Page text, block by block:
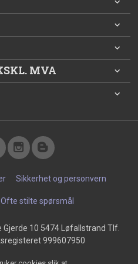
MVA
Sikkerhet og personvern
Ofte stilte spørsmål
Gjerde 10 5474 Løfallstrand Tlf.
999607950